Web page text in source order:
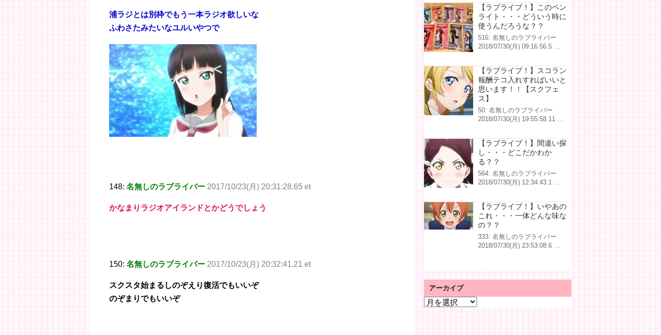
浦ラジとは別枠でもう一本ラジオ欲しいな
ふわさたみたいなユルいやつで
148: 名無しのラブライバー 2017/10/23(月) 20:31:28.65 et
かなまりラジオアイランドとかどうでしょう
150: 名無しのラブライバー 2017/10/23(月) 20:32:41.21 et
スクスタ始まるしのぞえり復活でもいいぞ
のぞまりでもいいぞ
【ラブライブ！】このペン
ライト・・・どういう時に
使うんだろうな？？
516: 名無しのラブライバー
2018/07/30(月) 09:16:56.5 …
【ラブライブ！】スコラン
報酬テコ入れすればいいと
思います！！【スクフェ
ス】
50: 名無しのラブライバー
2018/07/30(月) 19:55:58.11 …
【ラブライブ！】間違い探
し・・・どこだかわか
る？？
564: 名無しのラブライバー
2018/07/30(月) 12:34:43.1 …
【ラブライブ！】いやあの
これ・・・一体どんな味な
の？？
333: 名無しのラブライバー
2018/07/30(月) 23:53:08.6 …
アーカイブ
ア